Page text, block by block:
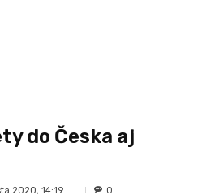
do Česka aj
2020, 14:19 0